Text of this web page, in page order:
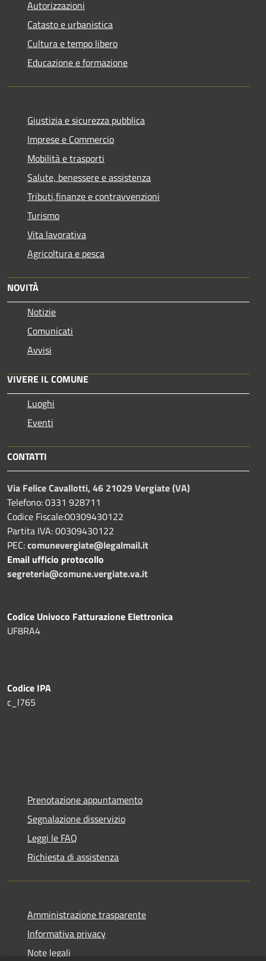
Autorizzazioni
Catasto e urbanistica
Cultura e tempo libero
Educazione e formazione
Giustizia e sicurezza pubblica
Imprese e Commercio
Mobilità e trasporti
Salute, benessere e assistenza
Tributi,finanze e contravvenzioni
Turismo
Vita lavorativa
Agricoltura e pesca
NOVITÀ
Notizie
Comunicati
Avvisi
VIVERE IL COMUNE
Luoghi
Eventi
CONTATTI
Via Felice Cavallotti, 46 21029 Vergiate (VA)
Telefono: 0331 928711
Codice Fiscale:00309430122
Partita IVA: 00309430122
PEC:comunevergiate@legalmail.it
Email ufficio protocollo
segreteria@comune.vergiate.va.it
Codice Univoco Fatturazione Elettronica
UF8RA4
Codice IPA
c_l765
Prenotazione appuntamento
Segnalazione disservizio
Leggi le FAQ
Richiesta di assistenza
Amministrazione trasparente
Informativa privacy
Note legali